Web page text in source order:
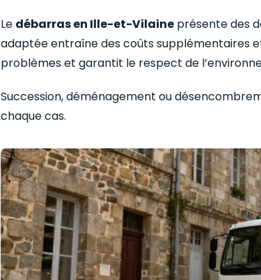
Le débarras en Ille-et-Vilaine présente des
adaptée entraîne des coûts supplémentaires
problèmes et garantit le respect de
Succession, déménagement ou
chaque cas.